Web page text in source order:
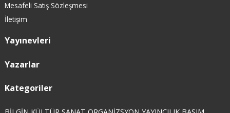
Mesafeli Satış Sözleşmesi
İletişim
Yayınevleri
Yazarlar
Kategoriler